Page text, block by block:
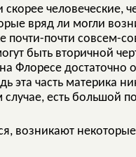
человеческие,
вряд ли могли
почти-почти совсем-
быть вторичной
Флоресе
эта часть материка
есть большой
возникают